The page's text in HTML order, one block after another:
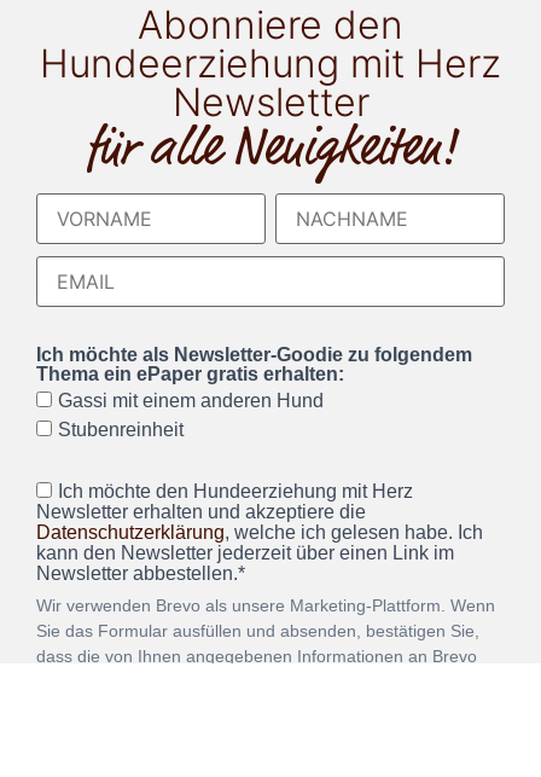
Abonniere den
Hundeerziehung mit Herz
Newsletter
für alle Neuigkeiten!
Ich möchte als Newsletter-Goodie zu folgendem
Thema ein ePaper gratis erhalten:
Gassi mit einem anderen Hund
Stubenreinheit
Ich möchte den Hundeerziehung mit Herz
Newsletter erhalten und akzeptiere die
Datenschutzerklärung, welche ich gelesen habe. Ich
kann den Newsletter jederzeit über einen Link im
Newsletter abbestellen.*
Wir verwenden Brevo als unsere Marketing-Plattform. Wenn
Sie das Formular ausfüllen und absenden, bestätigen Sie,
dass die von Ihnen angegebenen Informationen an Brevo